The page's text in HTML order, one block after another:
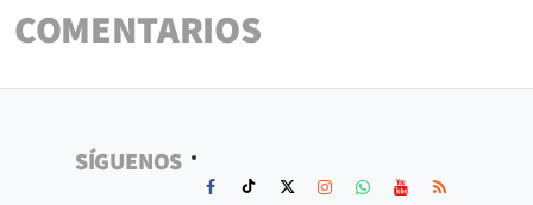
COMENTARIOS
SÍGUENOS